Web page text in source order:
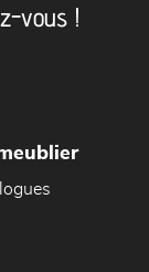
vous !